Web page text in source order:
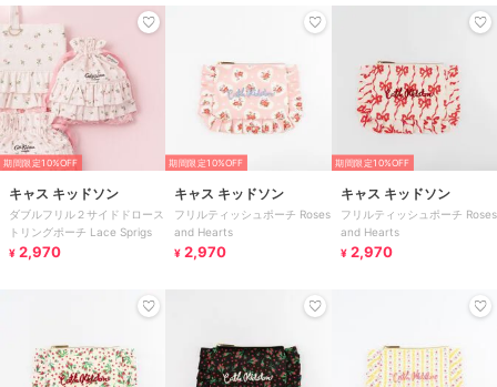
期間限定10%OFF
キャス キッドソン
ダブルフリル２サイドドロース
トリングポーチ Lace Sprigs
¥ 2,970
期間限定10%OFF
キャス キッドソン
フリルティッシュポーチ Roses
and Hearts
¥ 2,970
期間限定10%OFF
キャス キッドソン
フリルティッシュポーチ Roses
and Hearts
¥ 2,970